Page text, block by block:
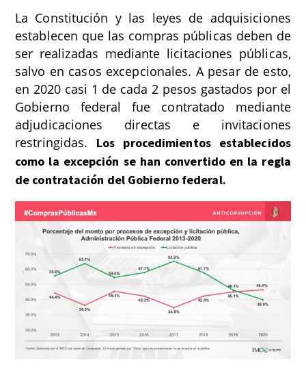
La Constitución y las leyes de adquisiciones
establecen que las compras públicas deben de
ser realizadas mediante licitaciones públicas,
salvo en casos excepcionales. A pesar de esto,
en 2020 casi 1 de cada 2 pesos gastados por el
Gobierno federal fue contratado mediante
adjudicaciones directas e invitaciones
restringidas. Los procedimientos establecidos
como la excepción se han convertido en la regla
de contratación del Gobierno federal.